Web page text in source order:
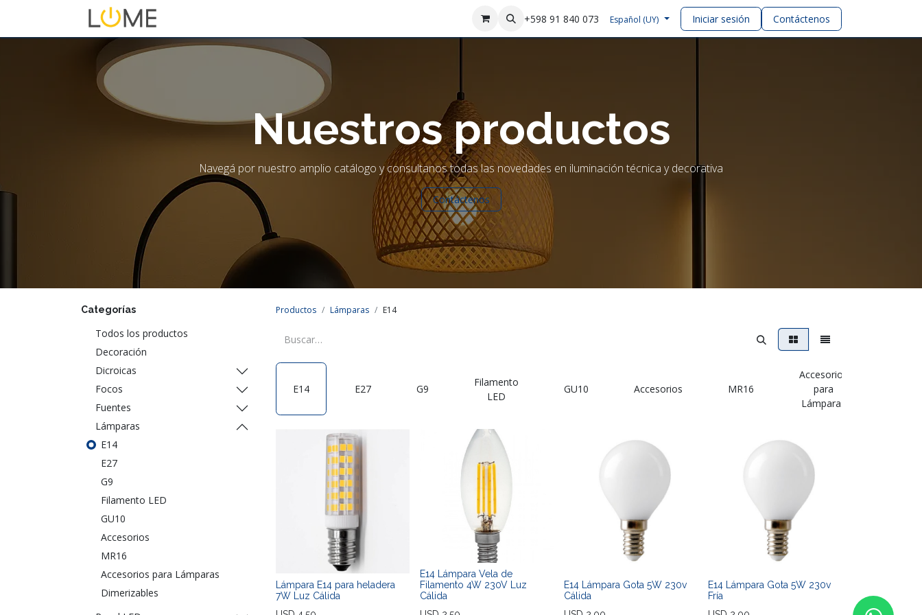
+598 91 840 073 Español (UY) Iniciar sesión Contáctenos
Nuestros productos
Navegá por nuestro amplio catálogo y consultanos todas las novedades en iluminación técnica y decorativa
Contáctenos
Categorías
Todos los productos
Decoración
Dicroicas
Focos
Fuentes
Lámparas
E14
E27
G9
Filamento LED
GU10
Accesorios
MR16
Accesorios para Lámparas
Dimerizables
Productos Lámparas E14
E14 E27 G9
Filamento
LED
GU10 Accesorios MR16
Accesorios
para
Lámparas
Lámpara E14 para heladera
7W Luz Cálida
E14 Lámpara Vela de
Filamento 4W 230V Luz
Cálida
E14 Lámpara Gota 5W 230v
Cálida
E14 Lámpara Gota 5W 230v
Fría